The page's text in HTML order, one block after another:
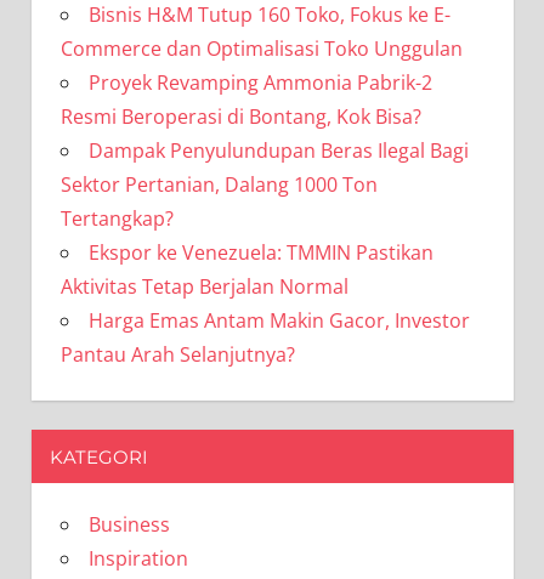
Bisnis H&M Tutup 160 Toko, Fokus ke E-
Commerce dan Optimalisasi Toko Unggulan
Proyek Revamping Ammonia Pabrik-2
Resmi Beroperasi di Bontang, Kok Bisa?
Dampak Penyulundupan Beras Ilegal Bagi
Sektor Pertanian, Dalang 1000 Ton
Tertangkap?
Ekspor ke Venezuela: TMMIN Pastikan
Aktivitas Tetap Berjalan Normal
Harga Emas Antam Makin Gacor, Investor
Pantau Arah Selanjutnya?
KATEGORI
Business
Inspiration